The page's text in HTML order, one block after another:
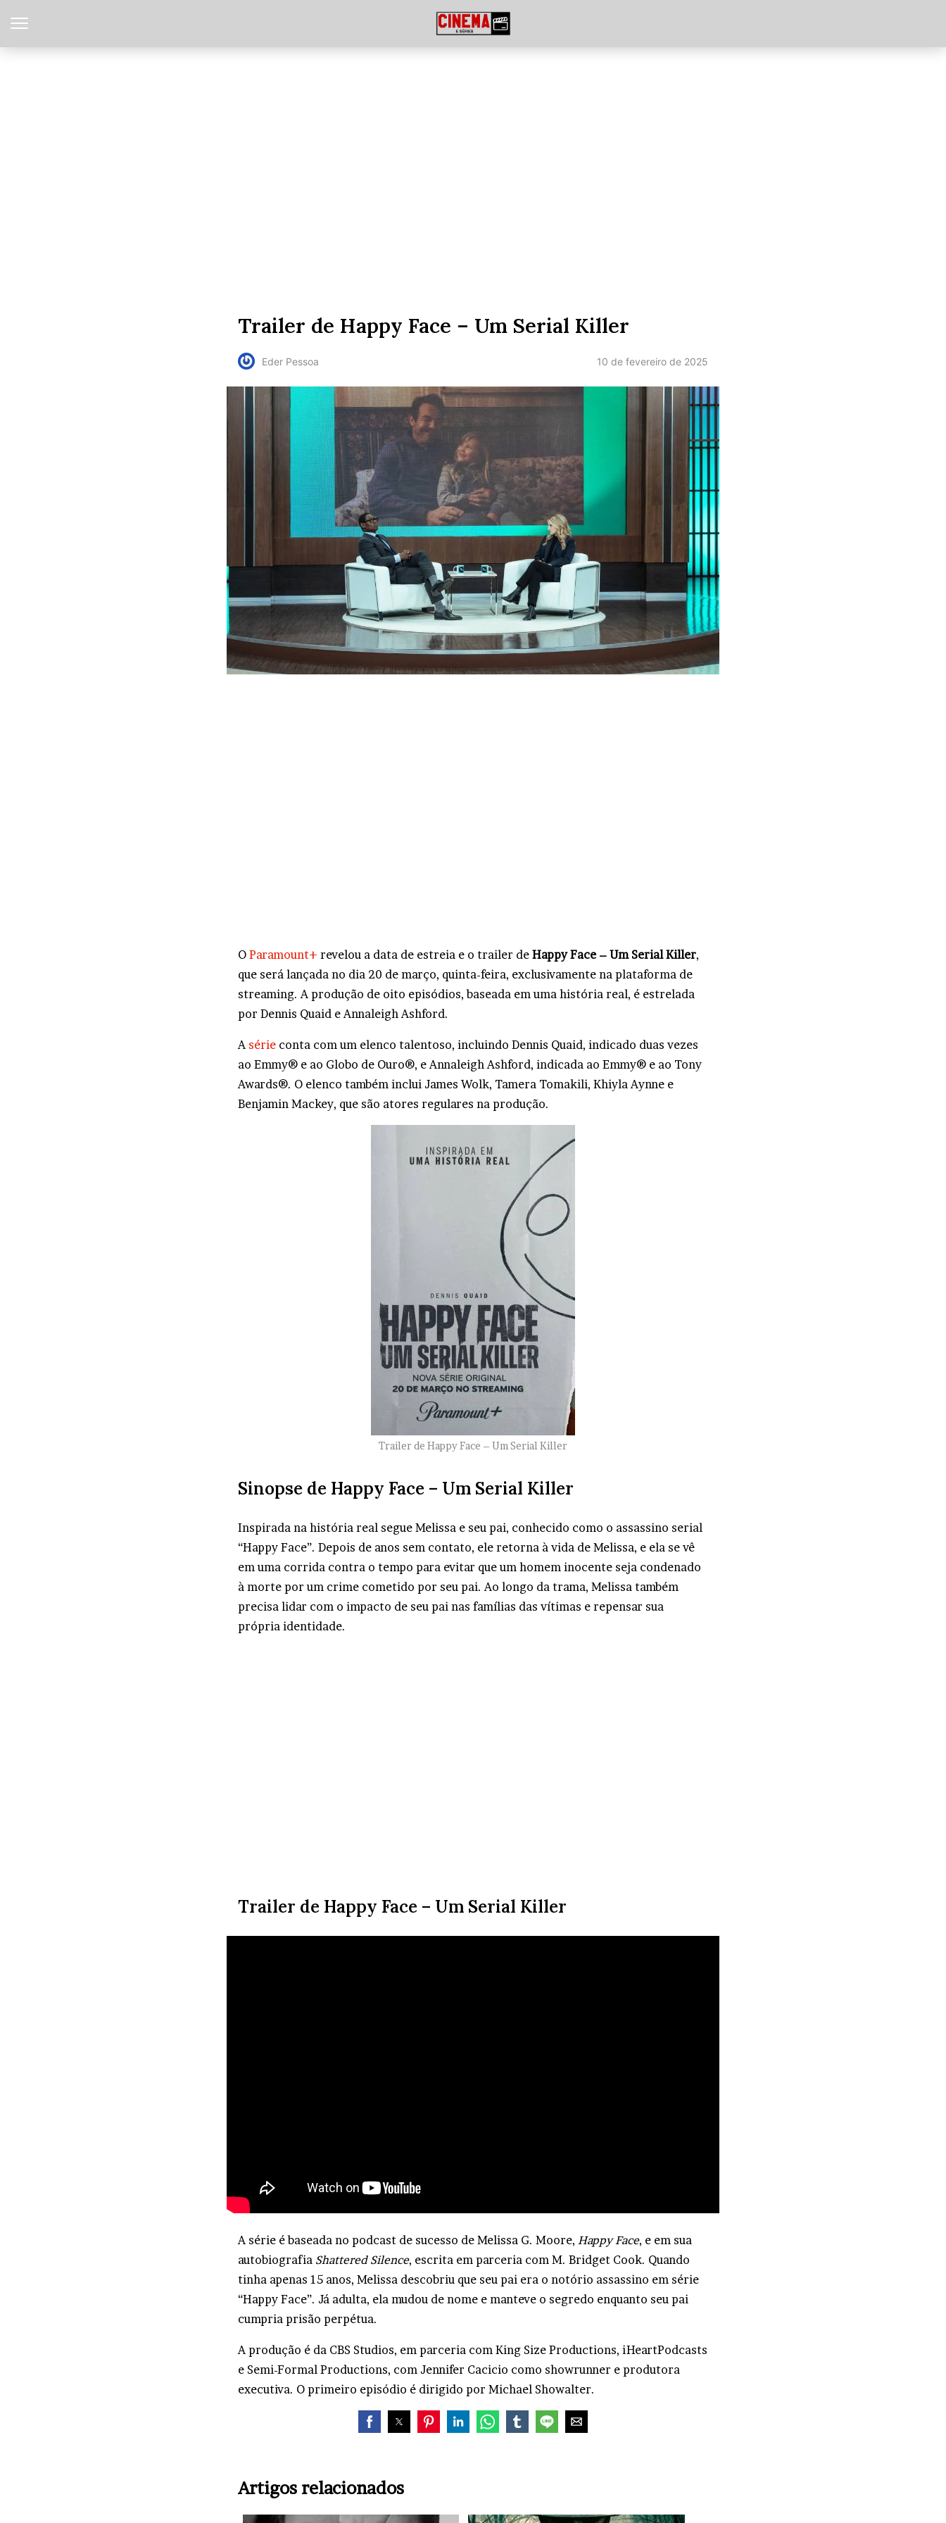
Trailer de Happy Face – Um Serial Killer
Eder Pessoa 10 de fevereiro de 2025
O Paramount+ revelou a data de estreia e o trailer de Happy Face – Um Serial Killer,
que será lançada no dia 20 de março, quinta-feira, exclusivamente na plataforma de
streaming. A produção de oito episódios, baseada em uma história real, é estrelada
por Dennis Quaid e Annaleigh Ashford.
A série conta com um elenco talentoso, incluindo Dennis Quaid, indicado duas vezes
ao Emmy® e ao Globo de Ouro®, e Annaleigh Ashford, indicada ao Emmy® e ao Tony
Awards®. O elenco também inclui James Wolk, Tamera Tomakili, Khiyla Aynne e
Benjamin Mackey, que são atores regulares na produção.
Trailer de Happy Face – Um Serial Killer
Sinopse de Happy Face – Um Serial Killer
Inspirada na história real segue Melissa e seu pai, conhecido como o assassino serial
“Happy Face”. Depois de anos sem contato, ele retorna à vida de Melissa, e ela se vê
em uma corrida contra o tempo para evitar que um homem inocente seja condenado
à morte por um crime cometido por seu pai. Ao longo da trama, Melissa também
precisa lidar com o impacto de seu pai nas famílias das vítimas e repensar sua
própria identidade.
Trailer de Happy Face – Um Serial Killer
A série é baseada no podcast de sucesso de Melissa G. Moore, Happy Face, e em sua
autobiografia Shattered Silence, escrita em parceria com M. Bridget Cook. Quando
tinha apenas 15 anos, Melissa descobriu que seu pai era o notório assassino em série
“Happy Face”. Já adulta, ela mudou de nome e manteve o segredo enquanto seu pai
cumpria prisão perpétua.
A produção é da CBS Studios, em parceria com King Size Productions, iHeartPodcasts
e Semi-Formal Productions, com Jennifer Cacicio como showrunner e produtora
executiva. O primeiro episódio é dirigido por Michael Showalter.
Artigos relacionados